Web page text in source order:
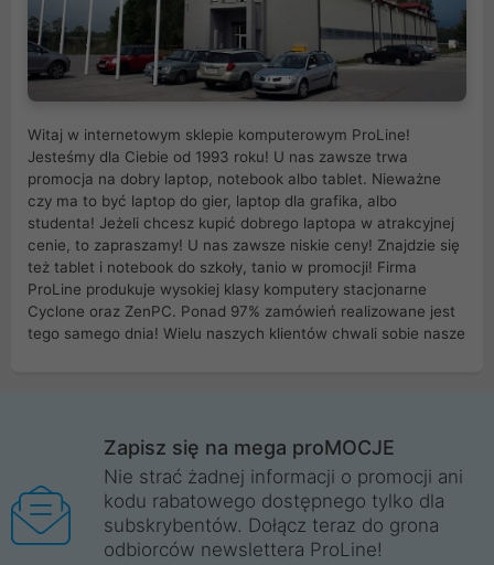
Witaj w internetowym sklepie komputerowym ProLine!
Jesteśmy dla Ciebie od 1993 roku! U nas zawsze trwa
promocja na dobry laptop, notebook albo tablet. Nieważne
czy ma to być laptop do gier, laptop dla grafika, albo
studenta! Jeżeli chcesz kupić dobrego laptopa w atrakcyjnej
cenie, to zapraszamy! U nas zawsze niskie ceny! Znajdzie się
też tablet i notebook do szkoły, tanio w promocji! Firma
ProLine produkuje wysokiej klasy komputery stacjonarne
Cyclone oraz ZenPC. Ponad 97% zamówień realizowane jest
tego samego dnia! Wielu naszych klientów chwali sobie nasze
Wrocław, Poznań, Legnica, Katowice, Gliwice, Kalisz, Bytom,
Trzebnica, Opole. Szybka i profesjonalna obsługa!
ProLine to polska firma ze 100% polskim kapitałem. Działamy
legalnie i płacimy podatki w naszym kraju! Posiadamy siedzibę
główną w Mirkowie oraz salony na terenie kraju. Cała
Zapisz się na mega proMOCJE
Nie strać żadnej informacji o promocji ani
kodu rabatowego dostępnego tylko dla
subskrybentów. Dołącz teraz do grona
odbiorców newslettera ProLine!